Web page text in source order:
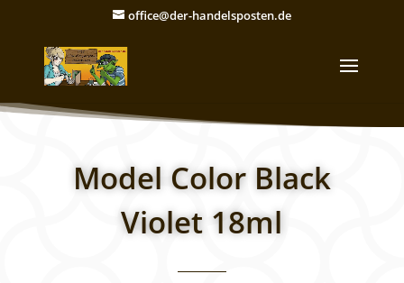
office@der-handelsposten.de
Model Color Black
Violet 18ml